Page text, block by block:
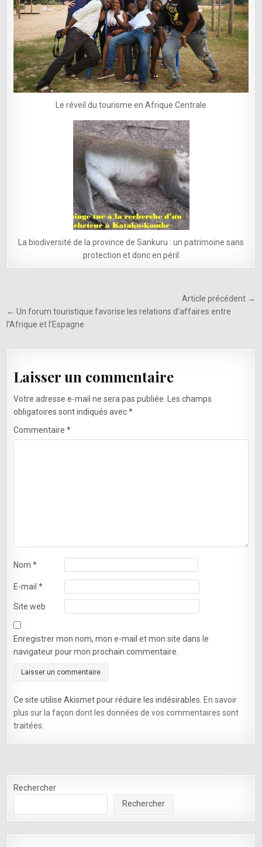
Le réveil du tourisme en Afrique Centrale
La biodiversité de la province de Sankuru : un patrimoine sans
protection et donc en péril
de
l’article
Article précédent →
← Un forum touristique favorise les relations d’affaires entre
l’Afrique et l’Espagne
Laisser un commentaire
Votre adresse e-mail ne sera pas publiée. Les champs
obligatoires sont indiqués avec*
Commentaire*
Nom*
E-mail*
Site web
Enregistrer mon nom, mon e-mail et mon site dans le
navigateur pour mon prochain commentaire.
Ce site utilise Akismet pour réduire les indésirables. En savoir
plus sur la façon dont les données de vos commentaires sont
traitées
Rechercher
Rechercher